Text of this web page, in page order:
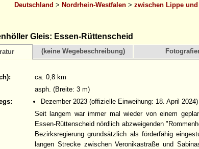
Deutschland > Nordrhein-Westfalen> zwischen Lippe und
Gleis: Essen-Rüttenscheid
(keine Wegebeschreibung)
ca. 0,8 km
asph. (Breite: 3 m)
Dezember 2023 (offizielle Einweihung: 18. April 2024)
Seit langem war immer mal wieder von einem
Essen-Rüttenscheid nördlich abzweigenden
Bezirksregierung grundsätzlich als förderfähig
langen Strecke zwischen Veronikastraße und